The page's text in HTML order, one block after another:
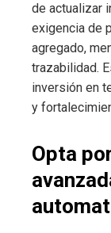
de actualizar
exigencia de
agregado,
trazabilidad.
inversión en
y
Opta